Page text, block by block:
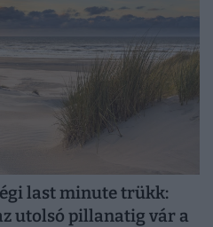
last minute trükk:
utolsó pillanatig vár a